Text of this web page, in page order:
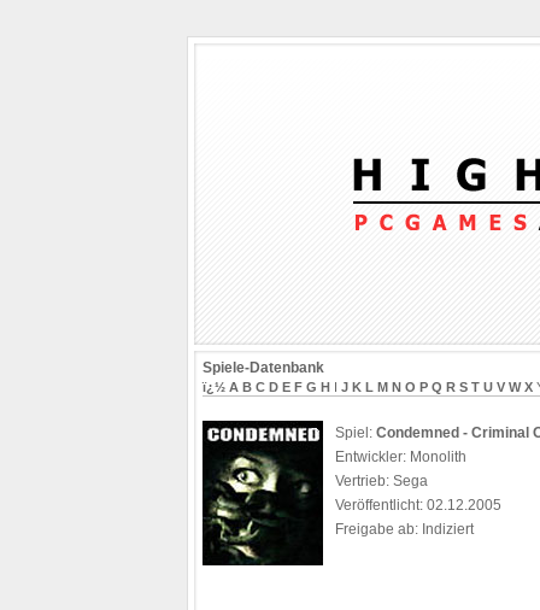
Spiele-Datenbank
ï¿½ A B C D E F G H I J K L M N O P Q R S T U V W X
Spiel: Condemned - Criminal
Entwickler: Monolith
Vertrieb: Sega
Veröffentlicht: 02.12.2005
Freigabe ab: Indiziert